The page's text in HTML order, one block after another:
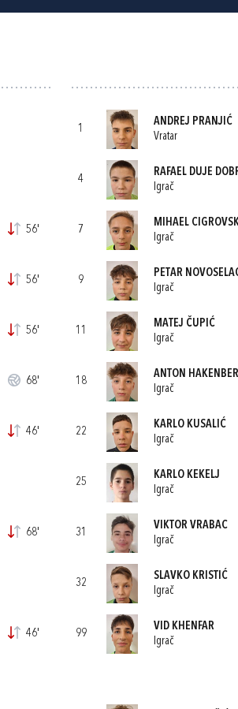
56'
56'
56'
68'
46'
68'
46'
1
ANDREJ PRANJIĆ
Vratar
4
RAFAEL DUJE
Igrač
7
MIHAEL
Igrač
9
PETAR
Igrač
11
MATEJ ČUPIĆ
Igrač
18
ANTON
Igrač
22
KARLO KUSALIĆ
Igrač
25
KARLO KEKELJ
Igrač
31
VIKTOR VRABAC
Igrač
32
SLAVKO KRISTIĆ
Igrač
99
VID KHENFAR
Igrač